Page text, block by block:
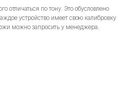
отличаться по тону. Это обусловлено
устройство имеет свою калибровку
можно запросить у менеджера.